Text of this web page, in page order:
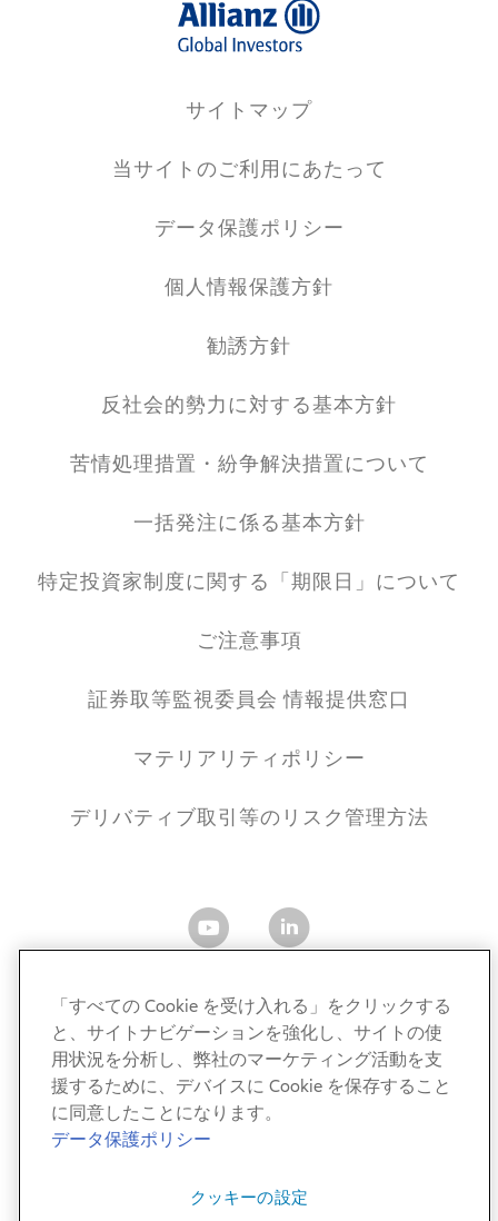
サイトマップ
当サイトのご利用にあたって
データ保護ポリシー
個人情報保護方針
勧誘方針
反社会的勢力に対する基本方針
苦情処理措置・紛争解決措置について
一括発注に係る基本方針
特定投資家制度に関する「期限日」について
ご注意事項
証券取等監視委員会 情報提供窓口
マテリアリティポリシー
デリバティブ取引等のリスク管理方法
アリアンツ・グローバル・インベスターズ・ジャパン株式
会社
金融商品取引業者 関東財務局長（金商）第424号
加入協会：一般社団法人 資産運用業協会／一般社団法人
「すべての Cookie を受け入れる」をクリックする
と、サイトナビゲーションを強化し、サイトの使
用状況を分析し、弊社のマーケティング活動を支
援するために、デバイスに Cookie を保存すること
に同意したことになります。
データ保護ポリシー
クッキーの設定